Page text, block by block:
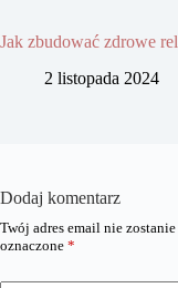
Jak zbudować zdrowe
2 listopada 2024
Dodaj komentarz
Twój adres email nie
oznaczone *